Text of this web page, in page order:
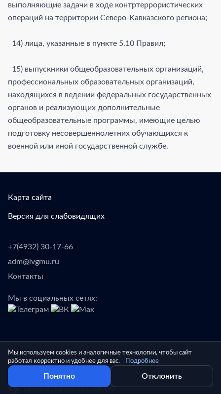
выполняющие задачи в ходе контртеррористических
операций на территории Северо-Кавказского региона;
14) лица, указанные в пункте 5.10 Правил;
15) выпускники общеобразовательных организаций,
профессиональных образовательных организаций,
находящихся в ведении федеральных государственных
органов и реализующих дополнительные
общеобразовательные программы, имеющие целью
подготовку несовершеннолетних обучающихся к
военной или иной государственной службе.
Карта сайта
Версия для слабовидящих
+7(4932) 30-17-66
adm@ivgmu.ru
Контакты
Мы в социальных сетях:
© Ивановский ГМУ
Работает на Российском ПО
Мы используем cookies и аналогичные технологии, чтобы сайт
работал корректно и удобнее для вас.
Подробнее
Понятно Отклонить